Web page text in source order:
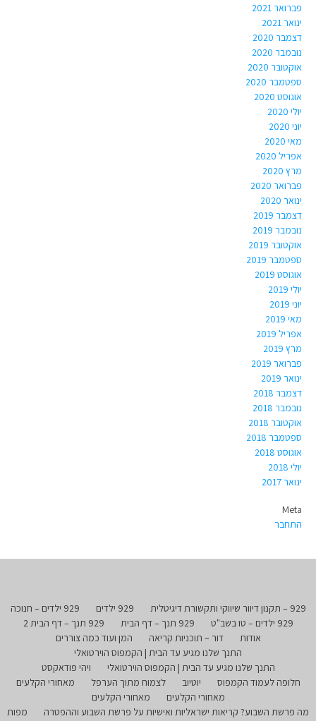
פברואר 2021
ינואר 2021
דצמבר 2020
נובמבר 2020
אוקטובר 2020
ספטמבר 2020
אוגוסט 2020
יולי 2020
יוני 2020
מאי 2020
אפריל 2020
מרץ 2020
פברואר 2020
ינואר 2020
דצמבר 2019
נובמבר 2019
אוקטובר 2019
ספטמבר 2019
אוגוסט 2019
יולי 2019
יוני 2019
מאי 2019
אפריל 2019
מרץ 2019
פברואר 2019
ינואר 2019
דצמבר 2018
נובמבר 2018
אוקטובר 2018
ספטמבר 2018
אוגוסט 2018
יולי 2018
ינואר 2017
Meta
התחבר
929 – תקנון דיוור שיווקי ותקשורת דיגיטלית 929 ילדים
929 ילדים – חנוכה
929 ילדים – טו בשב"ט
929 תנך – דף הבית
929 תנך – דף הבית 2
אודות
דור – תוכניות קריאה
המן ועוד כמה צוררים
התנך שלנו מגיע עד הבית | הקמפוס הוירטואלי
התנך שלנו מגיע עד הבית | הקמפוס הוירטואלי
ויהי פודאקסט
חלופה לעמוד הקמפוס
יוטיוב לצמוח מתוך הערפל
מאחורי הקלעים
מאחורי הקלעים
מאחורי הקלעים
מה פרשת השבוע? קריאות ישראליות ואישיות על פרשת השבוע וההפטרה
מפות